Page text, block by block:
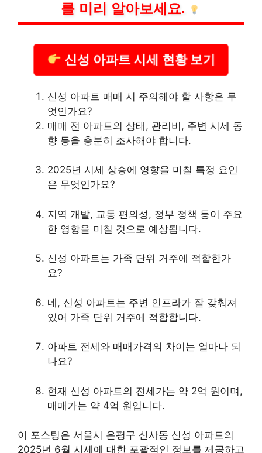
를 미리 알아보세요.
신성 아파트 시세 현황 보기
신성 아파트 매매 시 주의해야 할 사항은 무
엇인가요?
매매 전 아파트의 상태, 관리비, 주변 시세 동
향 등을 충분히 조사해야 합니다.
2025년 시세 상승에 영향을 미칠 특정 요인
은 무엇인가요?
지역 개발, 교통 편의성, 정부 정책 등이 주요
한 영향을 미칠 것으로 예상됩니다.
신성 아파트는 가족 단위 거주에 적합한가
요?
네, 신성 아파트는 주변 인프라가 잘 갖춰져
있어 가족 단위 거주에 적합합니다.
아파트 전세와 매매가격의 차이는 얼마나 되
나요?
현재 신성 아파트의 전세가는 약 2억 원이며,
매매가는 약 4억 원입니다.
이 포스팅은 서울시 은평구 신사동 신성 아파트의
2025년 6월 시세에 대한 포괄적인 정보를 제공하고